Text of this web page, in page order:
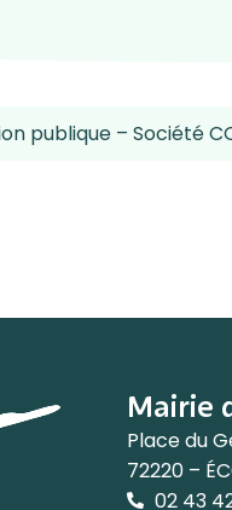
publique – Société
Mairie
Place du
72220 –
02 43